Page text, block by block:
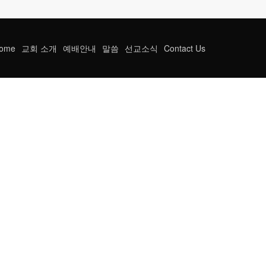
교회 소개 예배안내 말씀 선교소식 Contact Us